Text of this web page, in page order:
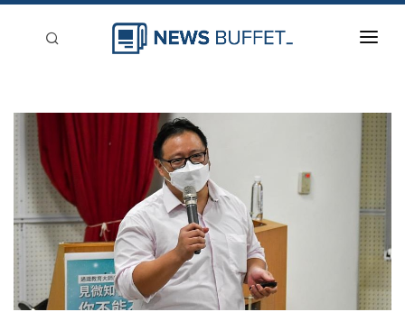
新聞稿分類
刊登